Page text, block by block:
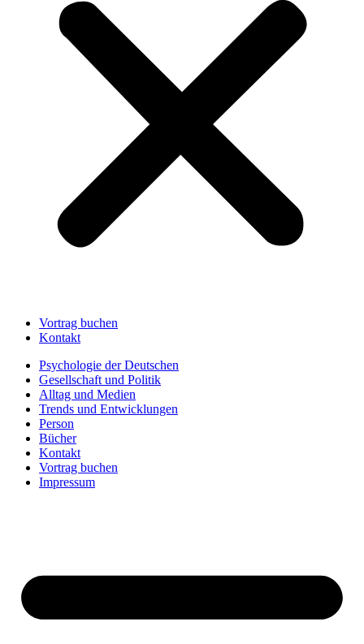
Vortrag buchen
Kontakt
Psychologie der Deutschen
Gesellschaft und Politik
Alltag und Medien
Trends und Entwicklungen
Person
Bücher
Kontakt
Vortrag buchen
Impressum